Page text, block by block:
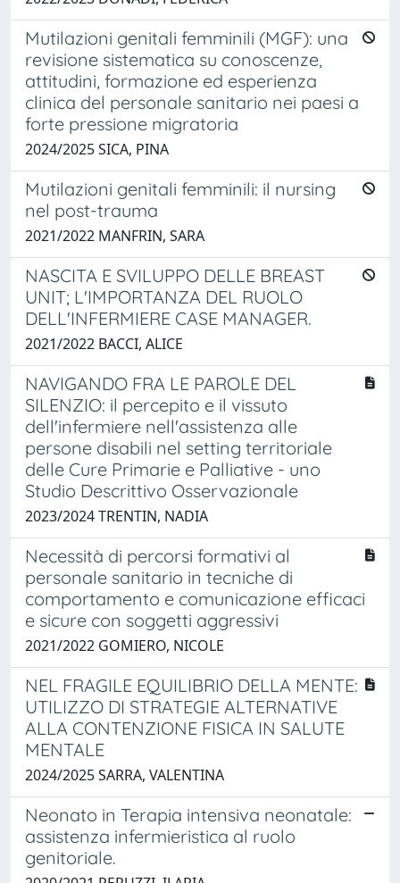
Mutilazioni genitali femminili (MGF): una
revisione sistematica su conoscenze,
attitudini, formazione ed esperienza
clinica del personale sanitario nei paesi a
forte pressione migratoria
2024/2025 SICA, PINA
Mutilazioni genitali femminili: il nursing
nel post-trauma
2021/2022 MANFRIN, SARA
NASCITA E SVILUPPO DELLE BREAST
UNIT; L'IMPORTANZA DEL RUOLO
DELL'INFERMIERE CASE MANAGER.
2021/2022 BACCI, ALICE
NAVIGANDO FRA LE PAROLE DEL
SILENZIO: il percepito e il vissuto
dell'infermiere nell'assistenza alle
persone disabili nel setting territoriale
delle Cure Primarie e Palliative - uno
Studio Descrittivo Osservazionale
2023/2024 TRENTIN, NADIA
Necessità di percorsi formativi al
personale sanitario in tecniche di
comportamento e comunicazione efficaci
e sicure con soggetti aggressivi
2021/2022 GOMIERO, NICOLE
NEL FRAGILE EQUILIBRIO DELLA MENTE:
UTILIZZO DI STRATEGIE ALTERNATIVE
ALLA CONTENZIONE FISICA IN SALUTE
MENTALE
2024/2025 SARRA, VALENTINA
Neonato in Terapia intensiva neonatale:
assistenza infermieristica al ruolo
genitoriale.